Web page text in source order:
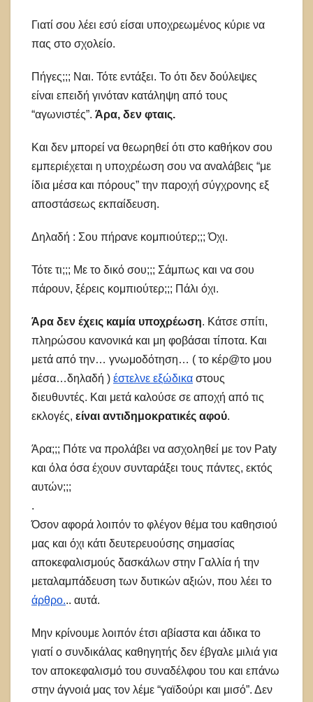
Γιατί σου λέει εσύ είσαι υποχρεωμένος κύριε να
πας στο σχολείο.
Πήγες;;; Ναι. Τότε εντάξει. Το ότι δεν δούλεψες
είναι επειδή γινόταν κατάληψη από τους
“αγωνιστές”. Άρα, δεν φταις.
Και δεν μπορεί να θεωρηθεί ότι στο καθήκον σου
εμπεριέχεται η υποχρέωση σου να αναλάβεις “με
ίδια μέσα και πόρους” την παροχή σύγχρονης εξ
αποστάσεως εκπαίδευση.
Δηλαδή : Σου πήρανε κομπιούτερ;;; Όχι.
Τότε τι;;; Με το δικό σου;;; Σάμπως και να σου
πάρουν, ξέρεις κομπιούτερ;;; Πάλι όχι.
Άρα δεν έχεις καμία υποχρέωση. Κάτσε σπίτι,
πληρώσου κανονικά και μη φοβάσαι τίποτα. Και
μετά από την… γνωμοδότηση… ( το κέρ@το μου
μέσα…δηλαδή ) έστελνε εξώδικα στους
διευθυντές. Και μετά καλούσε σε αποχή από τις
εκλογές, είναι αντιδημοκρατικές αφού.
Άρα;;; Πότε να προλάβει να ασχοληθεί με τον Paty
και όλα όσα έχουν συνταράξει τους πάντες, εκτός
αυτών;;;
.
Όσον αφορά λοιπόν το φλέγον θέμα του καθησιού
μας και όχι κάτι δευτερευούσης σημασίας
αποκεφαλισμούς δασκάλων στην Γαλλία ή την
μεταλαμπάδευση των δυτικών αξιών, που λέει το
άρθρο... αυτά.
Μην κρίνουμε λοιπόν έτσι αβίαστα και άδικα το
γιατί ο συνδικάλας καθηγητής δεν έβγαλε μιλιά για
τον αποκεφαλισμό του συναδέλφου του και επάνω
στην άγνοιά μας τον λέμε “γαϊδούρι και μισό”. Δεν